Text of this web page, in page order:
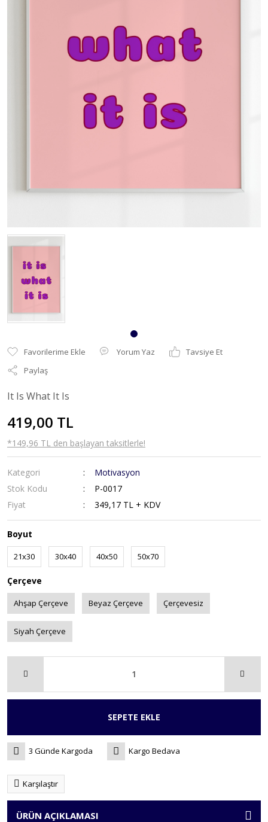
Yorum Yaz
Tavsiye Et
Paylaş
It Is What It Is
419,00 TL
*149,96 TL den başlayan taksitlerle!
Kategori
Motivasyon
Stok Kodu
P-0017
Fiyat
349,17 TL + KDV
Boyut
21x30 30x40 40x50 50x70
Çerçeve
Ahşap Çerçeve Beyaz Çerçeve Çerçevesiz
Siyah Çerçeve
SEPETE EKLE
3 Günde Kargoda Kargo Bedava
Karşılaştır
ÜRÜN AÇIKLAMASI